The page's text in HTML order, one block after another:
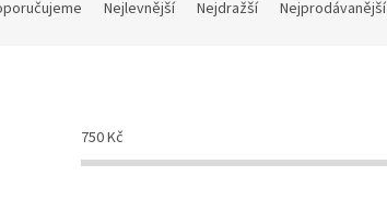
Nejlevnější Nejdražší Nejprodávanější
750Kč